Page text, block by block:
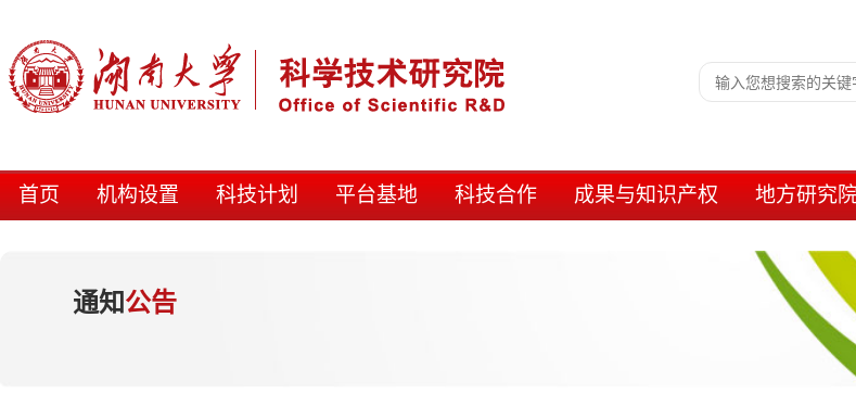
首页 机构设置 科技计划 平台基地 科技合作 成果与知识产权 地方研究
通知公告